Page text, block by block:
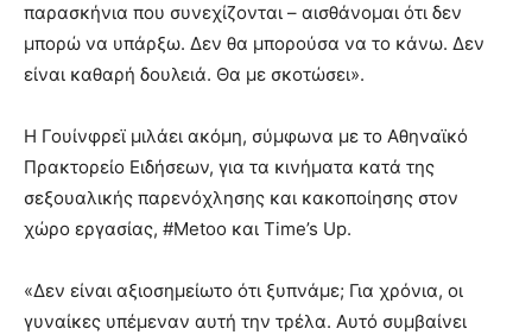
παρασκήνια που συνεχίζονται – αισθάνομαι ότι δεν
μπορώ να υπάρξω. Δεν θα μπορούσα να το κάνω. Δεν
είναι καθαρή δουλειά. Θα με σκοτώσει».
Η Γουίνφρεϊ μιλάει ακόμη, σύμφωνα με το Αθηναϊκό
Πρακτορείο Ειδήσεων, για τα κινήματα κατά της
σεξουαλικής παρενόχλησης και κακοποίησης στον
χώρο εργασίας, #Metoo και Time’s Up.
«Δεν είναι αξιοσημείωτο ότι ξυπνάμε; Για χρόνια, οι
γυναίκες υπέμεναν αυτή την τρέλα. Αυτό συμβαίνει